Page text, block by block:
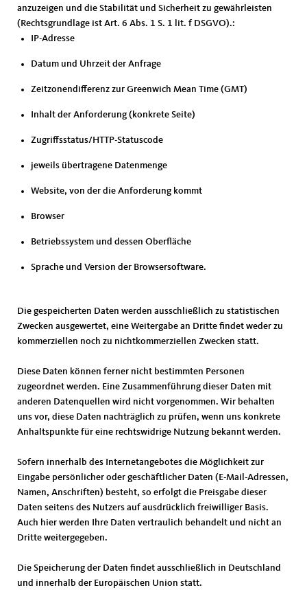
anzuzeigen und die Stabilität und Sicherheit zu gewährleisten
(Rechtsgrundlage ist Art. 6 Abs. 1 S. 1 lit. f DSGVO).:
IP-Adresse
Datum und Uhrzeit der Anfrage
Zeitzonendifferenz zur Greenwich Mean Time (GMT)
Inhalt der Anforderung (konkrete Seite)
Zugriffsstatus/HTTP-Statuscode
jeweils übertragene Datenmenge
Website, von der die Anforderung kommt
Browser
Betriebssystem und dessen Oberfläche
Sprache und Version der Browsersoftware.
Die gespeicherten Daten werden ausschließlich zu statistischen
Zwecken ausgewertet, eine Weitergabe an Dritte findet weder zu
kommerziellen noch zu nichtkommerziellen Zwecken statt.
Diese Daten können ferner nicht bestimmten Personen
zugeordnet werden. Eine Zusammenführung dieser Daten mit
anderen Datenquellen wird nicht vorgenommen. Wir behalten
uns vor, diese Daten nachträglich zu prüfen, wenn uns konkrete
Anhaltspunkte für eine rechtswidrige Nutzung bekannt werden.
Sofern innerhalb des Internetangebotes die Möglichkeit zur
Eingabe persönlicher oder geschäftlicher Daten (E-Mail-Adressen,
Namen, Anschriften) besteht, so erfolgt die Preisgabe dieser
Daten seitens des Nutzers auf ausdrücklich freiwilliger Basis.
Auch hier werden Ihre Daten vertraulich behandelt und nicht an
Dritte weitergegeben.
Die Speicherung der Daten findet ausschließlich in Deutschland
und innerhalb der Europäischen Union statt.